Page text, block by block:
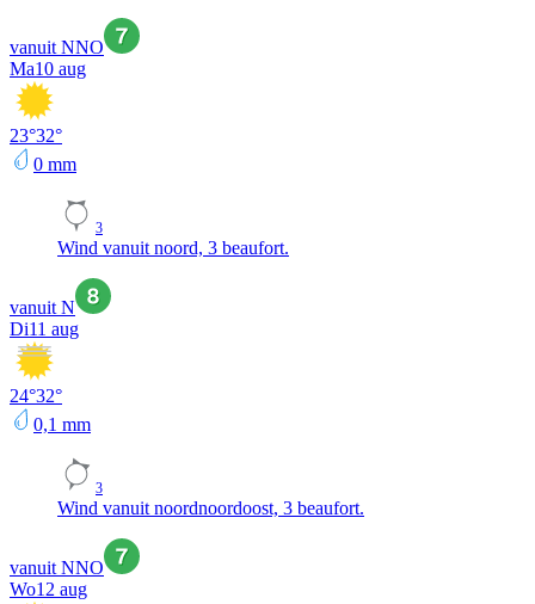
vanuit NNO
Ma10 aug
23°32°
0 mm
3
Wind vanuit noord, 3 beaufort.
vanuit N
Di11 aug
24°32°
0,1 mm
3
Wind vanuit noordnoordoost, 3 beaufort.
vanuit NNO
Wo12 aug